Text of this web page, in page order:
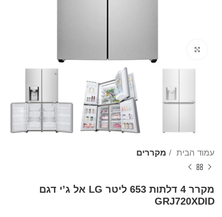
עמוד הבית מקררים
מקרר 4 דלתות 653 ליטר LG אל ג’י דגם
GRJ720XDID